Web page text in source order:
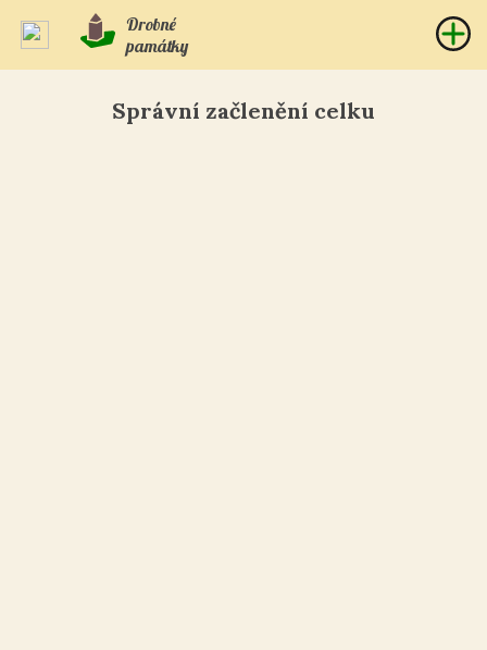
Drobné
památky
Správní začlenění celku